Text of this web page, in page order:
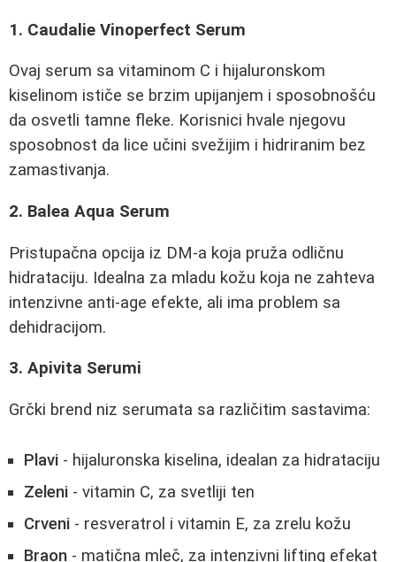
1. Caudalie Vinoperfect Serum
Ovaj serum sa vitaminom C i hijaluronskom
kiselinom ističe se brzim upijanjem i sposobnošću
da osvetli tamne fleke. Korisnici hvale njegovu
sposobnost da lice učini svežijim i hidriranim bez
zamastivanja.
2. Balea Aqua Serum
Pristupačna opcija iz DM-a koja pruža odličnu
hidrataciju. Idealna za mladu kožu koja ne zahteva
intenzivne anti-age efekte, ali ima problem sa
dehidracijom.
3. Apivita Serumi
Grčki brend niz serumata sa različitim sastavima:
Plavi - hijaluronska kiselina, idealan za hidrataciju
Zeleni - vitamin C, za svetliji ten
Crveni - resveratrol i vitamin E, za zrelu kožu
Braon - matična mleč, za intenzivni lifting efekat